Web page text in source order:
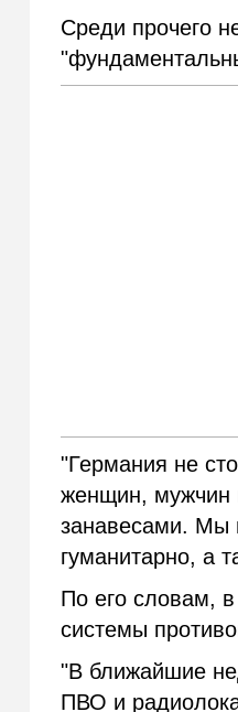
Среди прочего
"Германия не
женщин, мужчин
занавесами. Мы
гуманитарно, а
По его словам,
системы
"В ближайшие
ПВО и